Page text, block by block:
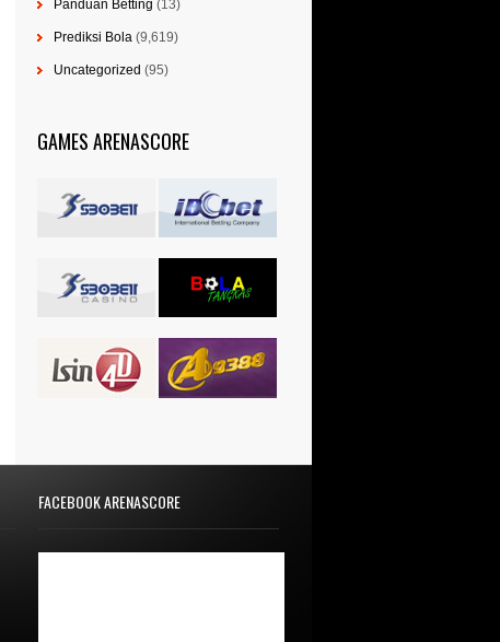
Panduan Betting (13)
Prediksi Bola (9,619)
Uncategorized (95)
GAMES ARENASCORE
FACEBOOK ARENASCORE